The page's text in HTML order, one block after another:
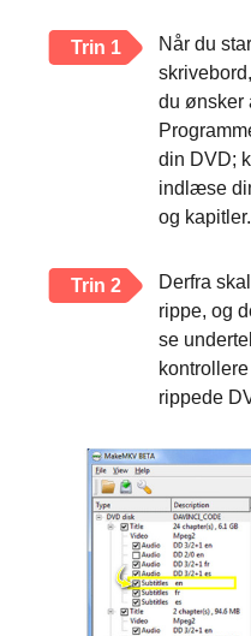
Trin 1
Når du
du ønsker
din DVD;
indlæse
og kapitler.
Trin 2
Derfra
rippe, og
se
rippede